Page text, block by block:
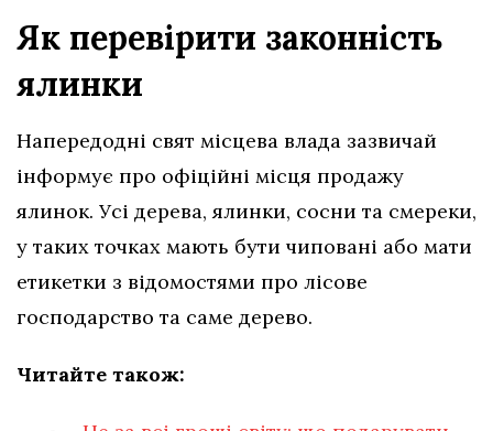
Як перевірити законність
ялинки
Напередодні свят місцева влада зазвичай
інформує про офіційні місця продажу
ялинок. Усі дерева, ялинки, сосни та смереки,
у таких точках мають бути чиповані або мати
етикетки з відомостями про лісове
господарство та саме дерево.
Читайте також: